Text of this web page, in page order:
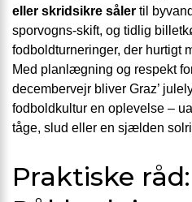
eller skridsikre såler til
sporvogns-skift, og tidlig
fodboldturneringer, der hurtigt
Med planlægning og respekt
decembervejr bliver Graz’
fodboldkultur en oplevelse –
tåge, slud eller en sjælden
Praktiske råd: